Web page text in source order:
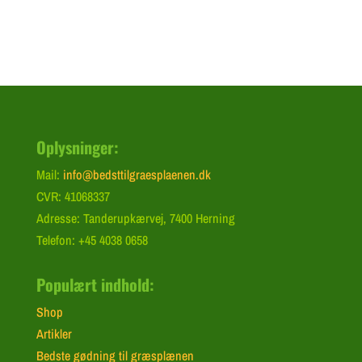
Oplysninger:
Mail: info@bedsttilgraesplaenen.dk
CVR: 41068337
Adresse: Tanderupkærvej, 7400 Herning
Telefon: +45 4038 0658
Populært indhold:
Shop
Artikler
Bedste gødning til græsplænen